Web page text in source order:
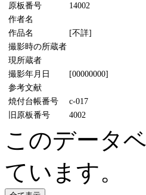
原板番号
14002
作者名
作品名
[不詳]
撮影時の所蔵者
現所蔵者
撮影年月日
[00000000]
参考文献
焼付台帳番号
c-017
旧原板番号
4002
このデータ
ています。